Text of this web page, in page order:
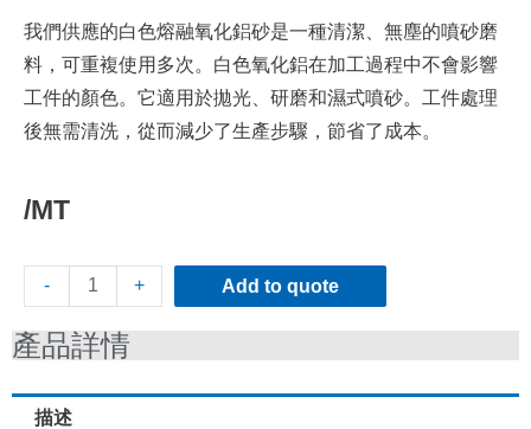
我們供應的白色熔融氧化鋁砂是一種清潔、無塵的噴砂磨
料，可重複使用多次。白色氧化鋁在加工過程中不會影響
工件的顏色。它適用於拋光、研磨和濕式噴砂。工件處理
後無需清洗，從而減少了生產步驟，節省了成本。
/MT
- + Add to quote
產品詳情
描述